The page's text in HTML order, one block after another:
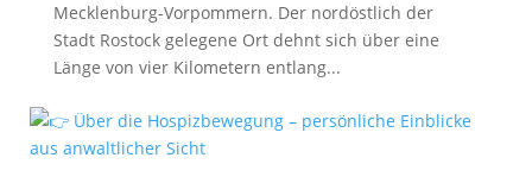
Mecklenburg-Vorpommern. Der nordöstlich der
Stadt Rostock gelegene Ort dehnt sich über eine
Länge von vier Kilometern entlang...